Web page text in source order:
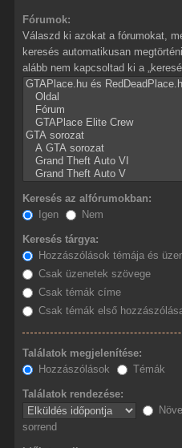
Fórumok:
Válaszd ki azokat a fórumokat,
keresés automatikusan
alább nem kapcsoltad ki a
Keresés az alfórumokban:
Igen
Nem
Keresés tárgya:
Hozzászólások témája és
Csak üzenetek szövege
Csak témák címe
Csak témák első
Találatok megjelenítése:
Hozzászólások
Témák
Találatok rendezése:
sorrend